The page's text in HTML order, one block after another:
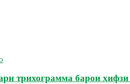
трихограмма барои ҳифзи